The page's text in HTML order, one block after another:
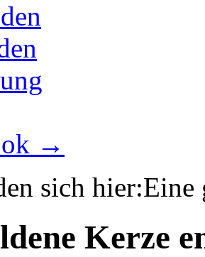
→
sich hier:Eine
Kerze